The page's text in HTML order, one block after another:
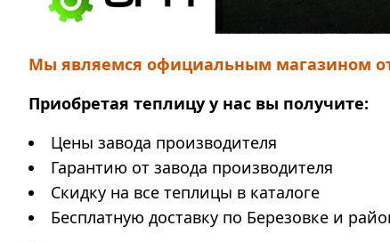
Мы являемся официальным магазином
Приобретая теплицу у нас вы получите:
Цены завода производителя
Гарантию от завода производителя
Скидку на все теплицы в каталоге
Бесплатную доставку по Березовке и